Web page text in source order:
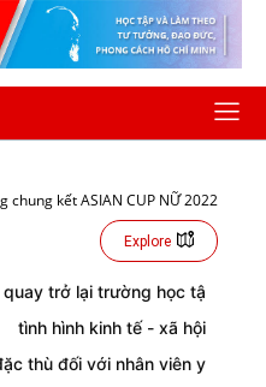
chung kết ASIAN CUP NỮ 2022
Explore
trở lại trường học tậ
tình hình kinh tế - xã hội
thù đối với nhân viên y